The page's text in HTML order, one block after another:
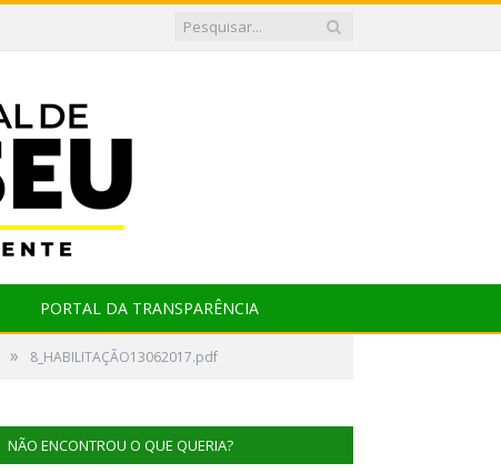
PORTAL DA TRANSPARÊNCIA
» 8_HABILITAÇÃO13062017.pdf
NÃO ENCONTROU O QUE QUERIA?